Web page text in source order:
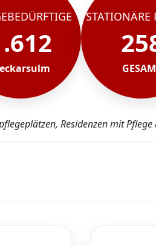
STATIONÄRE
Residenzen mit